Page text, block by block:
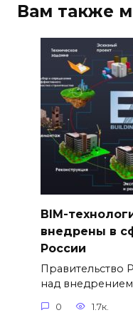
Вам также
BIM-
внедрены в
России
Правительство
над
0 1.7к.